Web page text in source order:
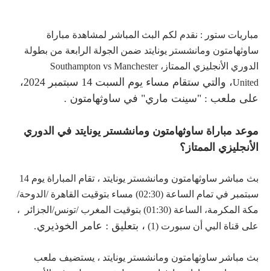
مباريات ستور : نقدم لكم البث المباشر لمشاهدة مباراة
ساوثهامتون ومانشستر يونايتد ضمن الجولة الرابعة من بطولة
الدوري الأنجليزي الممتاز، Southampton vs Manchester
United،
والتي ستقام مساء يوم السبت 14 سبتمبر 2024،
على ملعب : "سينت ماري" في ساوثهامتون .
موعد مباراة ساوثهامتون ومانشستر يونايتد في الدوري
الأنجليزي الممتاز؟
بث مباشر ساوثهامتون ومانشستر يونايتد ، تقام المباراة يوم 14
سبتمبر في تمام الساعة (02:30) مساء بتوقيت القاهرة /الدوحة/
مكة المكرمة، الساعة (01:30) بتوقيت المغرب /تونس/الجزائر ،
على قناة البي أن سبورت (1)
، بتعليق : عامر الخوذيري.
بث مباشر ساوثهامتون ومانشستر يونايتد ، يستضيف ملعب